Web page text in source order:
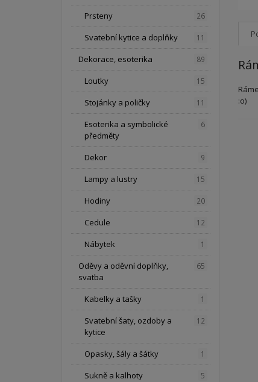
:o)
Prsteny 26
Svatební kytice a doplňky 11
Dekorace, esoterika 89
Loutky 15
Stojánky a poličky 11
Esoterika a symbolické
předměty
6
Dekor 9
Lampy a lustry 15
Hodiny 20
Cedule 12
Nábytek 1
Oděvy a oděvní doplňky,
svatba
65
Kabelky a tašky 1
Svatební šaty, ozdoby a
kytice
12
Opasky, šály a šátky 1
Sukně a kalhoty 5